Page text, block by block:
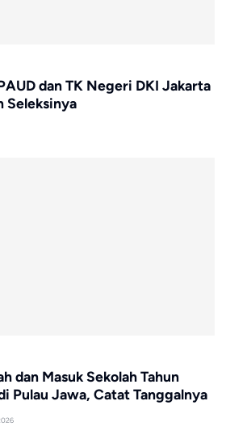
dan TK Negeri DKI Jakarta
Seleksinya
dan Masuk Sekolah Tahun
Pulau Jawa, Catat Tanggalnya